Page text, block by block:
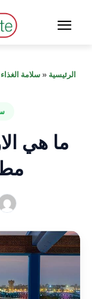
الرئيسية «سلامة
ما هي